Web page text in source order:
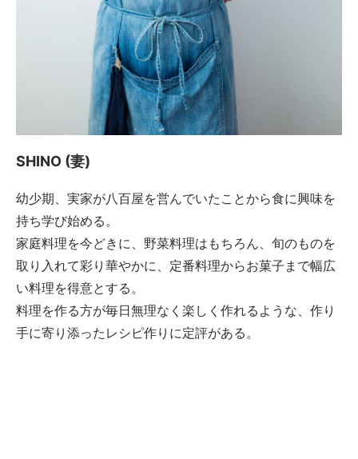
SHINO (妻)
幼少期、実家が八百屋を営んでいたことから食に興味を
持ち学び始める。
家庭料理を今どきに、野菜料理はもちろん、旬のものを
取り入れて彩り華やかに、定番料理からお菓子まで幅広
い料理を得意とする。
料理を作る方が毎日無理なく楽しく作れるような、作り
手に寄り添ったレシピ作りに定評がある。